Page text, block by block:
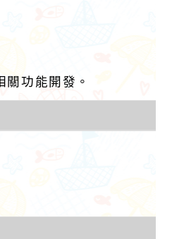
作者：網路小語
它就對你笑；你對
功能開發。